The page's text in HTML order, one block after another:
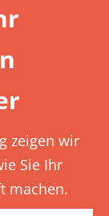
zeigen wir
Sie Ihr
machen.